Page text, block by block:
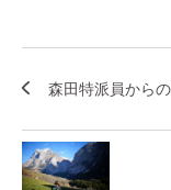
森田特派員から